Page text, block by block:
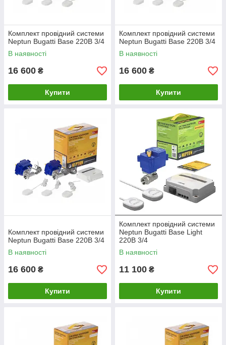
Комплект провідний системи
Neptun Bugatti Base 220B 3/4
В наявності
16 600 ₴
Купити
Комплект провідний системи
Neptun Bugatti Base 220B 3/4
В наявності
16 600 ₴
Купити
Комплект провідний системи
Neptun Bugatti Base 220B 3/4
В наявності
16 600 ₴
Купити
Комплект провідний системи
Neptun Bugatti Base Light
220В 3/4
В наявності
11 100 ₴
Купити